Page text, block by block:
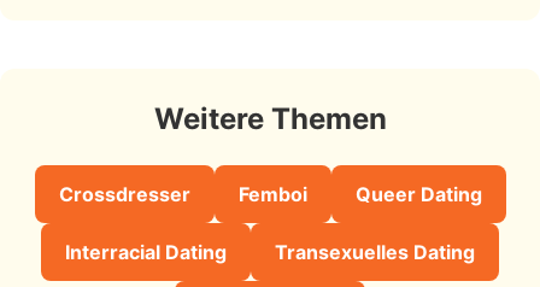
Weitere Themen
Crossdresser Femboi Queer Dating
Interracial Dating Transexuelles Dating